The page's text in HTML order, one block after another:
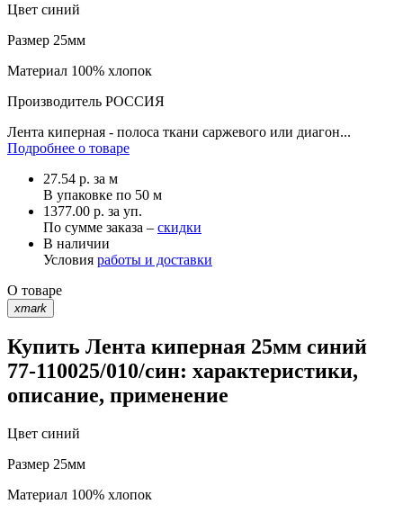
Цвет синий
Размер 25мм
Материал 100% хлопок
Производитель РОССИЯ
Лента киперная - полоса ткани саржевого или диагон...
Подробнее о товаре
27.54 р. за м
В упаковке по 50 м
1377.00 р. за уп.
По сумме заказа – скидки
В наличии
Условия работы и доставки
О товаре
xmark
Купить Лента киперная 25мм синий
77-110025/010/син: характеристики,
описание, применение
Цвет синий
Размер 25мм
Материал 100% хлопок